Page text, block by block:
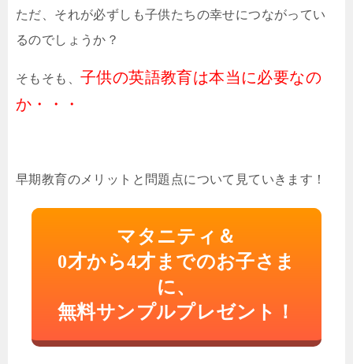
ただ、それが必ずしも子供たちの幸せにつながってい
るのでしょうか？
そもそも、 子供の英語教育は本当に必要なの
か・・・
早期教育のメリットと問題点について見ていきます！
マタニティ＆
0才から4才までのお子さま
に、
無料サンプルプレゼント！